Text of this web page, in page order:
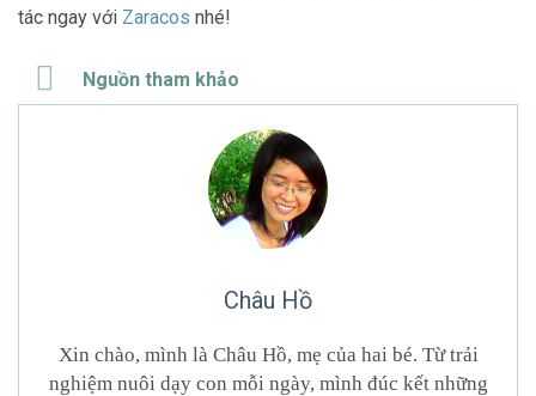
tác ngay với Zaracos nhé!
Nguồn tham khảo
Châu Hồ
Xin chào, mình là Châu Hồ, mẹ của hai bé. Từ trải
nghiệm nuôi dạy con mỗi ngày, mình đúc kết những